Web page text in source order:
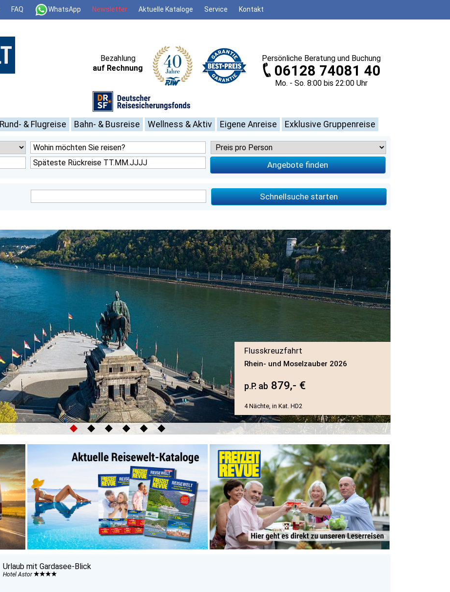
FAQ WhatsApp Newsletter Aktuelle Kataloge Service Kontakt
Persönliche Beratung und Buchung
06128 74081 40
Mo. - So. 8:00 bis 22:00 Uhr
Bezahlung
auf Rechnung
Rund- & Flugreise Bahn- & Busreise Wellness & Aktiv Eigene Anreise Exklusive Gruppenreise
Angebote finden
Schnellsuche starten
Flusskreuzfahrt
Rhein- und Moselzauber 2026
p.P. ab 879,- €
4 Nächte, in Kat. HD2
◆ ◆ ◆ ◆ ◆ ◆
Urlaub mit Gardasee-Blick
Hotel Astor